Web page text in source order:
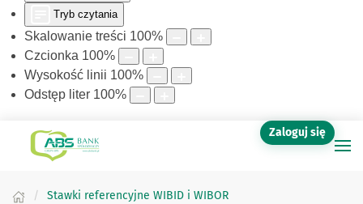
Tryb czytania
Skalowanie treści 100%
Czcionka 100%
Wysokość linii 100%
Odstęp liter 100%
Zaloguj się
Stawki referencyjne WIBID i WIBOR